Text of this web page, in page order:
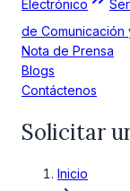
Electrónico
de Comunicación
Nota de Prensa
Blogs
Contáctenos
Solicitar
Inicio